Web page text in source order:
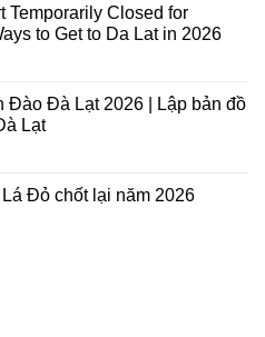
Temporarily Closed for
to Get to Da Lat in 2026
Đào Đà Lạt 2026 | Lập bản đồ
Lạt
Đỏ chốt lại năm 2026